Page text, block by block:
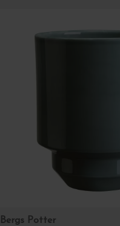
Bergs Potter